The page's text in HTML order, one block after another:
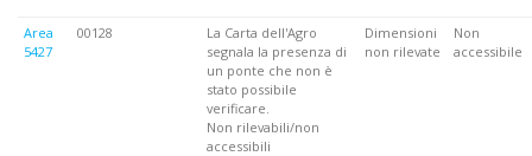
Area
5427
00128
La Carta dell'Agro
segnala la presenza di
un ponte che non è
stato possibile
verificare.
Non rilevabili/non
accessibili
Dimensioni
non rilevate
Non
accessibile